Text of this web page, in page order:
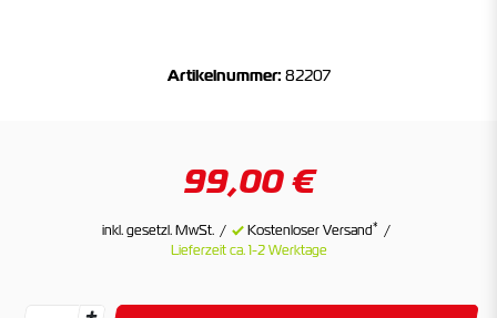
Artikelnummer: 82207
99,00 €
inkl. gesetzl. MwSt. Kostenloser Versand*
Lieferzeit ca. 1-2 Werktage